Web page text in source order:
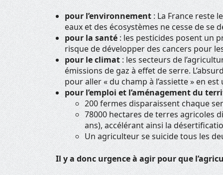
pour l’environnement: La France reste
eaux et des écosystèmes ne cesse de se
pour la santé: les pesticides posent un
risque de développer des cancers pour
pour le climat: les secteurs de
émissions de gaz à effet de serre.
pour aller « du champ à l’assiette » en
pour l’emploi et l’aménagement du
200 fermes disparaissent chaque
78000 hectares de terres agricoles
ans), accélérant ainsi la
Un agriculteur se suicide tous les
Il y a donc urgence à agir pour que